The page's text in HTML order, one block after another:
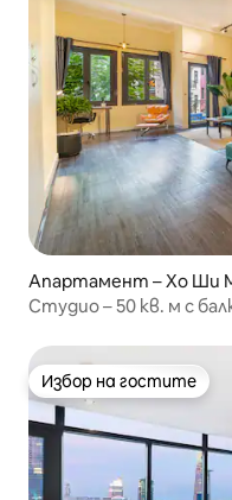
Апартамент – Хо Ши
Студио – 50 кв. м с
Избор на гостите
Избор на гостите